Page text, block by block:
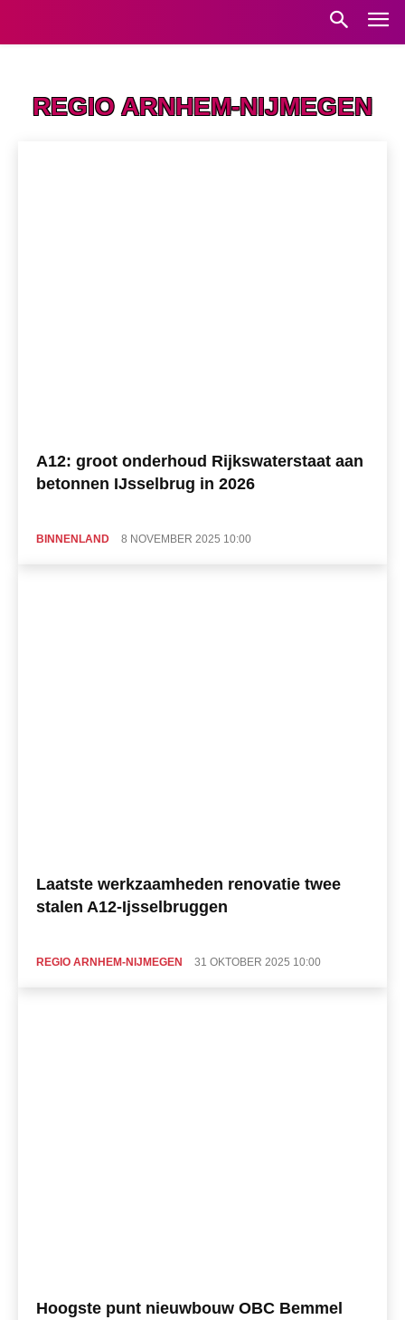
REGIO ARNHEM-NIJMEGEN
A12: groot onderhoud Rijkswaterstaat aan
betonnen IJsselbrug in 2026
BINNENLAND 8 NOVEMBER 2025 10:00
Laatste werkzaamheden renovatie twee
stalen A12-Ijsselbruggen
REGIO ARNHEM-NIJMEGEN 31 OKTOBER 2025 10:00
Hoogste punt nieuwbouw OBC Bemmel